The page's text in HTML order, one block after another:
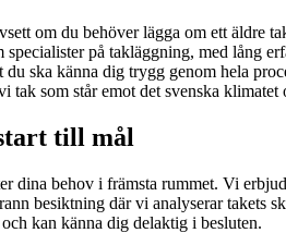
om du behöver lägga om ett äldre
på takläggning, med lång
ska känna dig trygg genom hela
tak som står emot det svenska
till mål
dina behov i främsta rummet. Vi
besiktning där vi analyserar takets
kan känna dig delaktig i besluten.